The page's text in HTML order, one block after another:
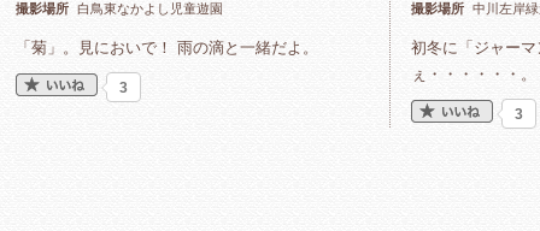
撮影場所 白鳥東なかよし児童遊園
「菊」。見においで！ 雨の滴と一緒だよ。
3
撮影場所
中川左岸
初冬に「ジャー
ぇ・・・・・・。
3